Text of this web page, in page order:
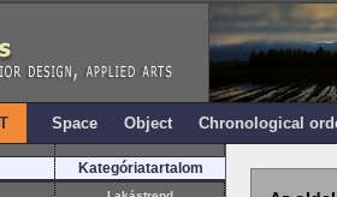
Space Object Chronological
Kategóriatartalom